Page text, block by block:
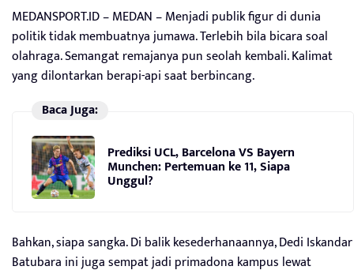
MEDANSPORT.ID – MEDAN – Menjadi publik figur di dunia
politik tidak membuatnya jumawa. Terlebih bila bicara soal
olahraga. Semangat remajanya pun seolah kembali. Kalimat
yang dilontarkan berapi-api saat berbincang.
Baca Juga:
Prediksi UCL, Barcelona VS Bayern
Munchen: Pertemuan ke 11, Siapa
Unggul?
Bahkan, siapa sangka. Di balik kesederhanaannya, Dedi Iskandar
Batubara ini juga sempat jadi primadona kampus lewat